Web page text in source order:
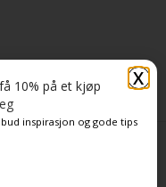
X
10% på et kjøp
inspirasjon og gode tips